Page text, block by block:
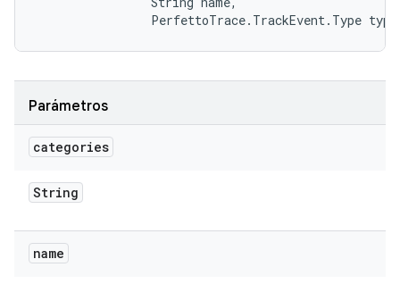
PerfettoTrace.TrackEvent.Type
Parámetros
categories
String
name